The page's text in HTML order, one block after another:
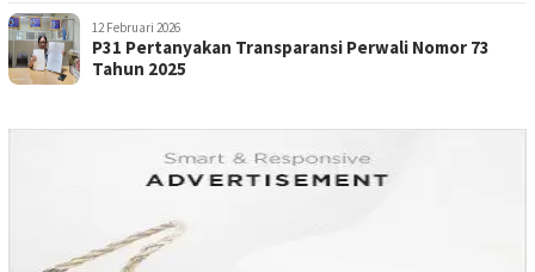
12 Februari 2026
P31 Pertanyakan Transparansi Perwali Nomor 73
Tahun 2025